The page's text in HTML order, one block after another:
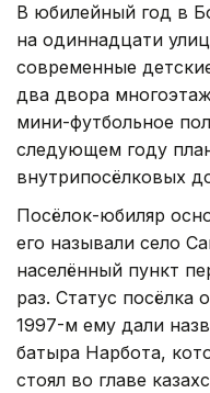
В юбилейный год в
на одиннадцати
современные
два двора
мини-футбольное
следующем году
внутрипосёлковых
Посёлок-юбиляр
его называли село
населённый пункт
раз. Статус посёлка
1997-м ему дали
батыра Нарбота,
стоял во главе